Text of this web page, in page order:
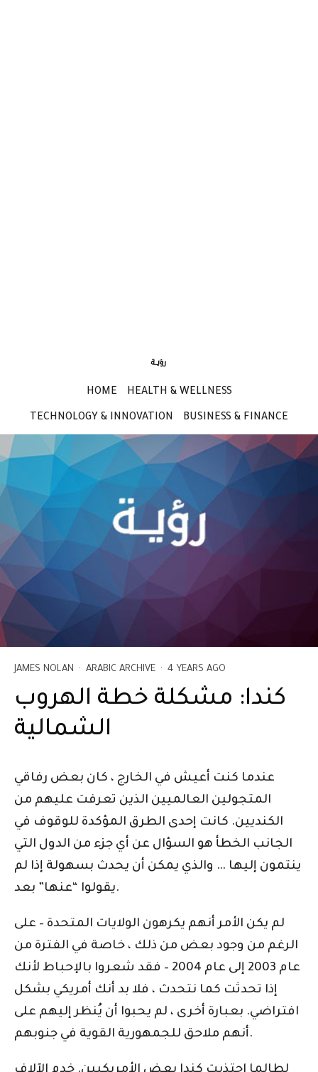
HOME HEALTH & WELLNESS
TECHNOLOGY & INNOVATION BUSINESS & FINANCE
JAMES NOLAN · ARABIC ARCHIVE · 4 YEARS AGO
كندا: مشكلة خطة الهروب
الشمالية
عندما كنت أعيش في الخارج ، كان بعض رفاقي
المتجولين العالميين الذين تعرفت عليهم من
الكنديين. كانت إحدى الطرق المؤكدة للوقوف في
الجانب الخطأ هو السؤال عن أي جزء من الدول التي
ينتمون إليها … والذي يمكن أن يحدث بسهولة إذا لم
يقولوا “عنها” بعد.
لم يكن الأمر أنهم يكرهون الولايات المتحدة – على
الرغم من وجود بعض من ذلك ، خاصة في الفترة من
عام 2003 إلى عام 2004 – فقد شعروا بالإحباط لأنك
إذا تحدثت كما نتحدث ، فلا بد أنك أمريكي بشكل
افتراضي. بعبارة أخرى ، لم يحبوا أن يُنظر إليهم على
أنهم ملاحق للجمهورية القوية في جنوبهم.